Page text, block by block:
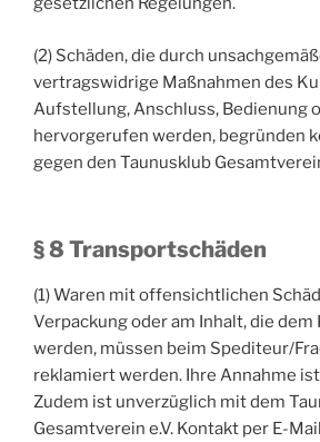
(2) Schäden, die durch
vertragswidrige Maßnahmen des
Aufstellung, Anschluss, Bedienung
hervorgerufen werden, begründen
gegen den Taunusklub
§ 8 Transportschäden
(1) Waren mit offensichtlichen
Verpackung oder am Inhalt, die
werden, müssen beim Spediteur/
reklamiert werden. Ihre Annahme
Zudem ist unverzüglich mit dem
Gesamtverein e.V. Kontakt per E-